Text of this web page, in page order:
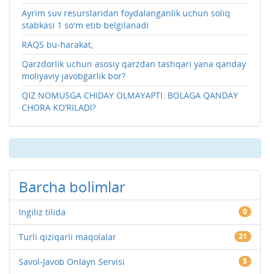
Ayrim suv resurslaridan foydalanganlik uchun soliq
stabkasi 1 so'm etib belgilanadi
RAQS bu-harakat,
Qarzdorlik uchun asosiy qarzdan tashqari yana qanday
moliyaviy javobgarlik bor?
QIZ NOMUSGA CHIDAY OLMAYAPTI. BOLAGA QANDAY
CHORA KO‘RILADI?
Barcha bolimlar
Ingiliz tilida 0
Turli qiziqarli maqolalar 21
Savol-Javob Onlayn Servisi 5